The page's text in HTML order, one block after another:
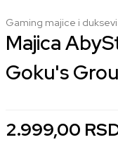
Gaming majice i duksevi
Majica
Goku's
2.999,00